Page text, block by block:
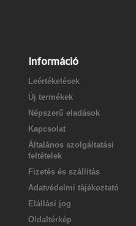
Információ
Leértékelések
Új termékek
Népszerű eladások
Kapcsolat
Általános szolgáltatási
feltételek
Fizetés és szállítás
Adatvédelmi tájékoztató
Elállási jog
Oldaltérkép